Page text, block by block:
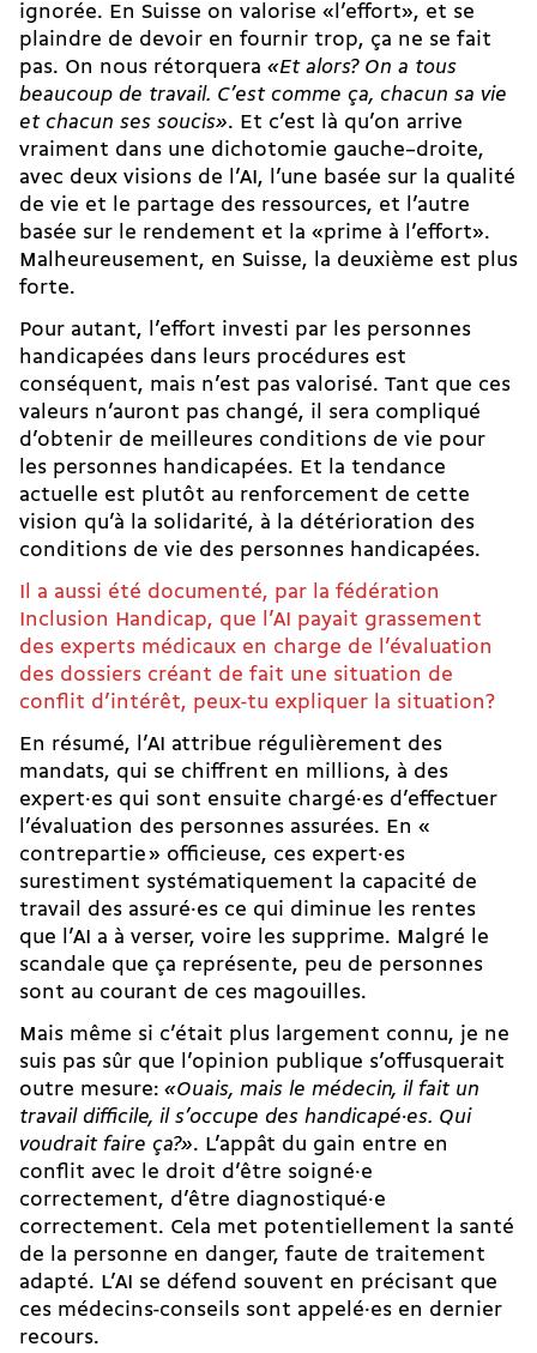
ignorée. En Suisse on valorise «l’effort», et se
plaindre de devoir en fournir trop, ça ne se fait
pas. On nous rétorquera «Et alors? On a tous
beaucoup de travail. C’est comme ça, chacun sa vie
et chacun ses soucis». Et c’est là qu’on arrive
vraiment dans une dichotomie gauche–droite,
avec deux visions de l’AI, l’une basée sur la qualité
de vie et le partage des ressources, et l’autre
basée sur le rendement et la «prime à l’effort».
Malheureusement, en Suisse, la deuxième est plus
forte.
Pour autant, l’effort investi par les personnes
handicapées dans leurs procédures est
conséquent, mais n’est pas valorisé. Tant que ces
valeurs n’auront pas changé, il sera compliqué
d’obtenir de meilleures conditions de vie pour
les personnes handicapées. Et la tendance
actuelle est plutôt au renforcement de cette
vision qu’à la solidarité, à la détérioration des
conditions de vie des personnes handicapées.
Il a aussi été documenté, par la fédération
Inclusion Handicap, que l’AI payait grassement
des experts médicaux en charge de l’évaluation
des dossiers créant de fait une situation de
conflit d’intérêt, peux-tu expliquer la situation?
En résumé, l’AI attribue ré­gu­lièrement des
mandats, qui se chiffrent en millions, à des
expert·es qui sont ensuite chargé·es d’effectuer
l’évaluation des personnes assurées. En «
contrepartie » officieuse, ces expert·es
surestiment systématiquement la capacité de
travail des assuré·es ce qui diminue les rentes
que l’AI a à verser, voire les supprime. Malgré le
scandale que ça représente, peu de personnes
sont au courant de ces magouilles.
Mais même si c’était plus largement connu, je ne
suis pas sûr que l’opinion publique s’offusquerait
outre mesure: «Ouais, mais le médecin, il fait un
travail difficile, il s’occupe des handicapé·es. Qui
voudrait faire ça?». L’appât du gain entre en
conflit avec le droit d’être soigné·e
correctement, d’être diagnostiqué·e
correctement. Cela met potentiellement la santé
de la personne en danger, faute de traitement
adapté. L’AI se défend souvent en précisant que
ces médecins-conseils sont appelé·es en dernier
recours.